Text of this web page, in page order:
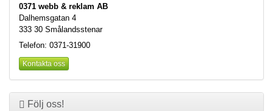
0371 webb & reklam AB
Dalhemsgatan 4
333 30 Smålandsstenar
Telefon: 0371-31900
Kontakta oss
Följ oss!